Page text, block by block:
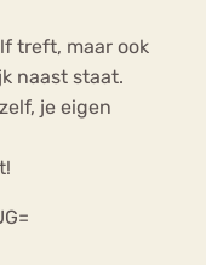
treft, maar ook
naast staat.
je eigen